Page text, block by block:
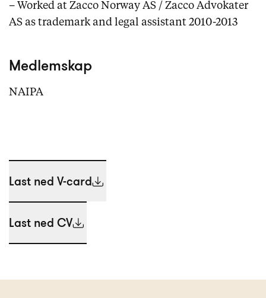
– Worked at Zacco Norway AS / Zacco Advokater
AS as trademark and legal assistant 2010-2013
Medlemskap
NAIPA
Last ned V-card
Last ned CV